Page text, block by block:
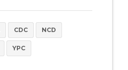
CDC NCD
YPC